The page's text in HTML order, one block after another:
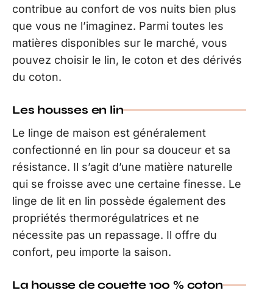
contribue au confort de vos nuits bien plus
que vous ne l’imaginez. Parmi toutes les
matières disponibles sur le marché, vous
pouvez choisir le lin, le coton et des dérivés
du coton.
Les housses en lin
Le linge de maison est généralement
confectionné en lin pour sa douceur et sa
résistance. Il s’agit d’une matière naturelle
qui se froisse avec une certaine finesse. Le
linge de lit en lin possède également des
propriétés thermorégulatrices et ne
nécessite pas un repassage. Il offre du
confort, peu importe la saison.
La housse de couette 100 % coton